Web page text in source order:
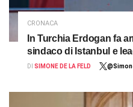
CRONACA
In Turchia Erdogan fa
sindaco di Istanbul e
DI SIMONE DE LA FELD